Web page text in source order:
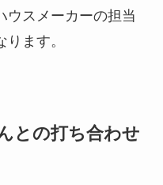
ウスメーカーの担当
ます。
との打ち合わせ